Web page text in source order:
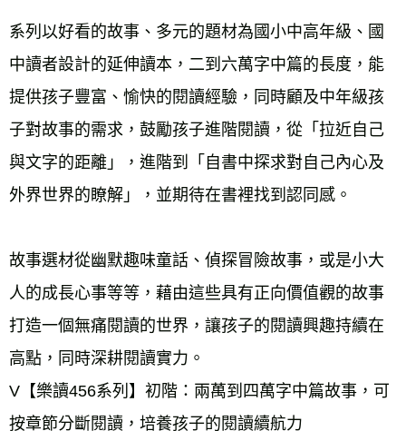
系列以好看的故事、多元的題材為國小中高年級、國
中讀者設計的延伸讀本，二到六萬字中篇的長度，能
提供孩子豐富、愉快的閱讀經驗，同時顧及中年級孩
子對故事的需求，鼓勵孩子進階閱讀，從「拉近自己
與文字的距離」，進階到「自書中探求對自己內心及
外界世界的瞭解」，並期待在書裡找到認同感。
故事選材從幽默趣味童話、偵探冒險故事，或是小大
人的成長心事等等，藉由這些具有正向價值觀的故事
打造一個無痛閱讀的世界，讓孩子的閱讀興趣持續在
高點，同時深耕閱讀實力。
V【樂讀456系列】初階：兩萬到四萬字中篇故事，可
按章節分斷閱讀，培養孩子的閱讀續航力